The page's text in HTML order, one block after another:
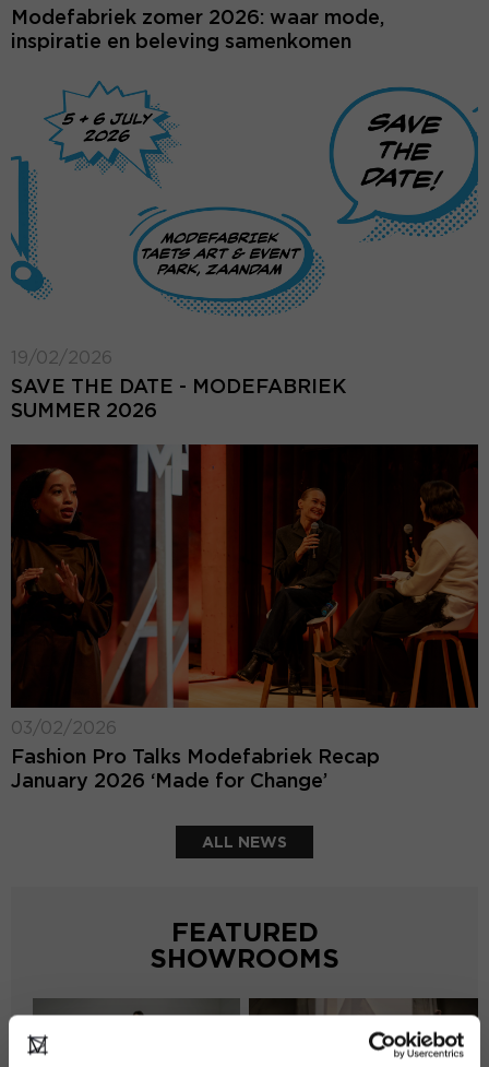
Modefabriek zomer 2026: waar mode,
inspiratie en beleving samenkomen
19/02/2026
SAVE THE DATE - MODEFABRIEK
SUMMER 2026
03/02/2026
Fashion Pro Talks Modefabriek Recap
January 2026 ‘Made for Change’
ALL NEWS
FEATURED
SHOWROOMS